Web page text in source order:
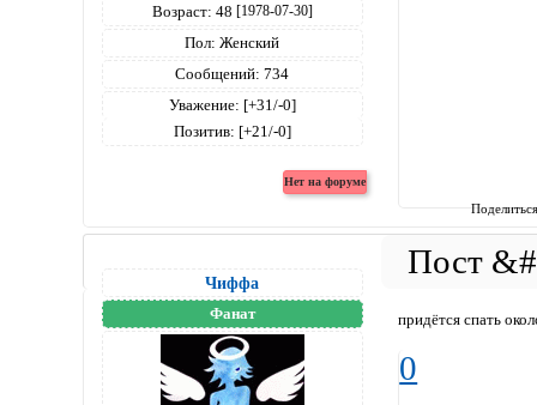
Возраст: 48 [1978-07-30]
Пол: Женский
Сообщений: 734
Уважение: [+31/-0]
Позитив: [+21/-0]
Чиффа
Фанат придётся спать
0